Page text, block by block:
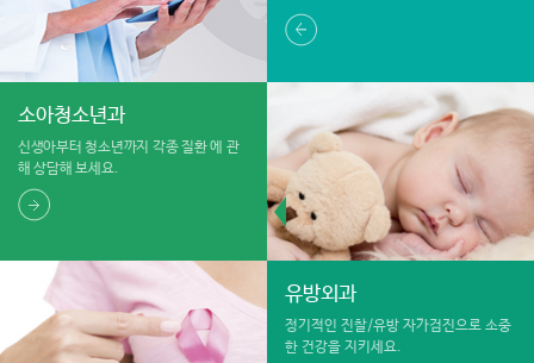
소아청소년과
신생아부터 청소년까지 각종 질환에 관
해 상담해 보세요.
유방외과
정기적인 진찰/유방 자가검진으로 소중
한 건강을 지키세요.